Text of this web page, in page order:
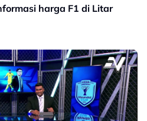
harga F1 di Litar